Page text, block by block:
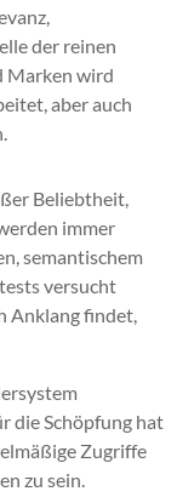
der reinen
Marken wird
aber auch
Beliebtheit,
immer
semantischem
versucht
Anklang findet,
die Schöpfung hat
Zugriffe
zu sein.